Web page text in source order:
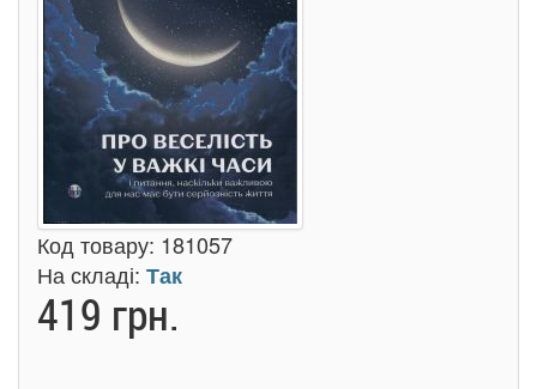
Код товару: 181057
На складі: Так
419 грн.